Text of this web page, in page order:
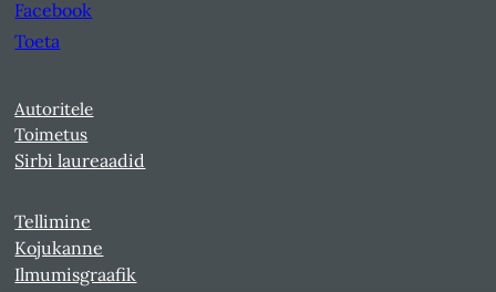
Facebook
Toeta
Autoritele
Toimetus
Sirbi laureaadid
Tellimine
Kojukanne
Ilmumisgraafik